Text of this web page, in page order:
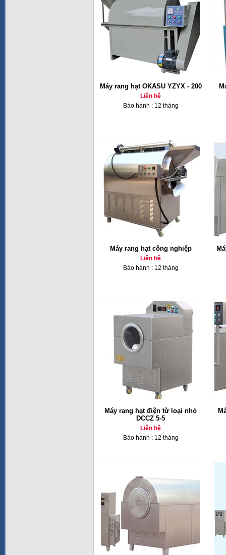
Máy rang hạt OKASU YZYX - 200
Liên hệ
Bảo hành : 12 tháng
Máy rang hạt công nghiệp
Liên hệ
Bảo hành : 12 tháng
Máy rang hạt điện từ loại nhỏ
DCCZ 5-5
Liên hệ
Bảo hành : 12 tháng